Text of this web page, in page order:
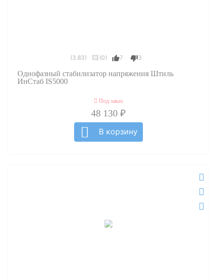
(3.83) (0) 7 3
Однофазный стабилизатор напряжения Штиль
ИнСтаб IS5000
Под заказ
48 130 ₽
В корзину